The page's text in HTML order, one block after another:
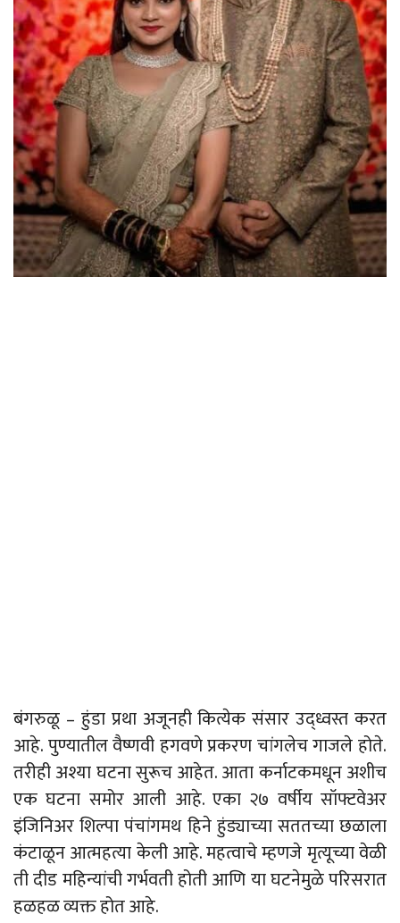
बंगरुळू – हुंडा प्रथा अजूनही कित्येक संसार उद्ध्वस्त करत
आहे. पुण्यातील वैष्णवी हगवणे प्रकरण चांगलेच गाजले होते.
तरीही अश्या घटना सुरूच आहेत. आता कर्नाटकमधून अशीच
एक घटना समोर आली आहे. एका २७ वर्षीय सॉफ्टवेअर
इंजिनिअर शिल्पा पंचांगमथ हिने हुंड्याच्या सततच्या छळाला
कंटाळून आत्महत्या केली आहे. महत्वाचे म्हणजे मृत्यूच्या वेळी
ती दीड महिन्यांची गर्भवती होती आणि या घटनेमुळे परिसरात
हळहळ व्यक्त होत आहे.